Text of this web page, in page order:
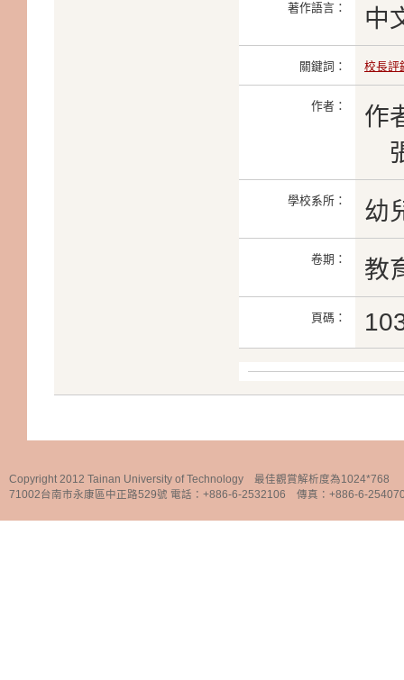
著作語言： 中
關鍵詞： 校長評
作者：
作
學校系所： 幼
卷期： 教
頁碼：
Copyright 2012 Tainan University of Technology 最佳觀賞解析度為1024*768
71002台南市永康區中正路529號 電話：+886-6-2532106 傳真：+886-6-